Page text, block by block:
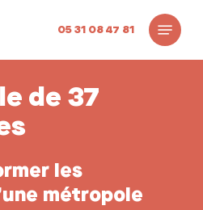
05 31 08 47 81
Menu
de 37
les
métropole